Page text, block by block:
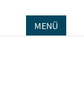
MENÜ